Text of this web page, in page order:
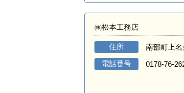
㈱松本工務店
住所 南部町上
電話番号 0178-76-